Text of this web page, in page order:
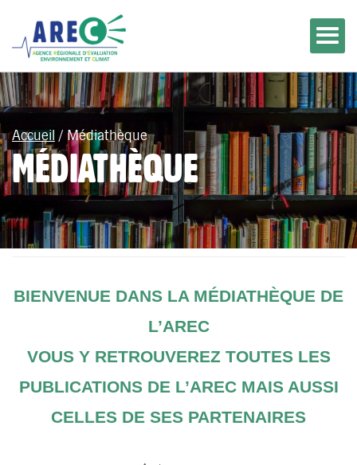
Accueil / Médiathèque
MÉDIATHÈQUE
BIENVENUE DANS LA MÉDIATHÈQUE DE
L’AREC
VOUS Y RETROUVEREZ TOUTES LES
PUBLICATIONS DE L’AREC MAIS AUSSI
CELLES DE SES PARTENAIRES